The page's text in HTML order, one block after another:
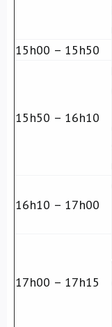
15h00 – 15h50
15h50 – 16h10
16h10 – 17h00
17h00 – 17h15